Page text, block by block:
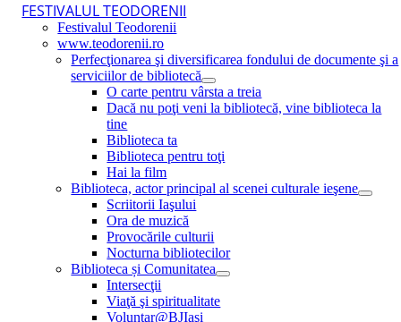
FESTIVALUL TEODORENII
Festivalul Teodorenii
www.teodorenii.ro
Perfecţionarea şi diversificarea fondului de documente şi a
serviciilor de bibliotecă
O carte pentru vârsta a treia
Dacă nu poţi veni la bibliotecă, vine biblioteca la
tine
Biblioteca ta
Biblioteca pentru toţi
Hai la film
Biblioteca, actor principal al scenei culturale ieşene
Scriitorii Iaşului
Ora de muzică
Provocările culturii
Nocturna bibliotecilor
Biblioteca și Comunitatea
Intersecţii
Viaţă şi spiritualitate
Voluntar@BJIaşi